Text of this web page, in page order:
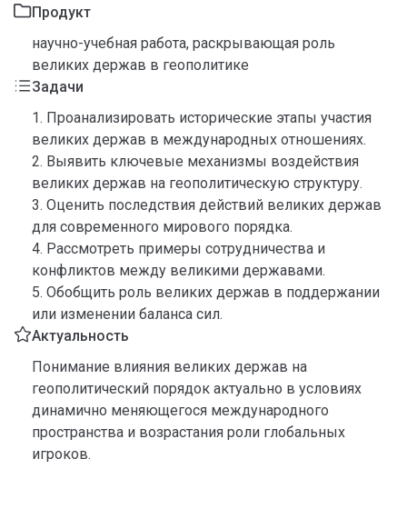
Продукт
научно-учебная работа, раскрывающая роль
великих держав в геополитике
Задачи
1. Проанализировать исторические этапы участия
великих держав в международных отношениях.
2. Выявить ключевые механизмы воздействия
великих держав на геополитическую структуру.
3. Оценить последствия действий великих держав
для современного мирового порядка.
4. Рассмотреть примеры сотрудничества и
конфликтов между великими державами.
5. Обобщить роль великих держав в поддержании
или изменении баланса сил.
Актуальность
Понимание влияния великих держав на
геополитический порядок актуально в условиях
динамично меняющегося международного
пространства и возрастания роли глобальных
игроков.